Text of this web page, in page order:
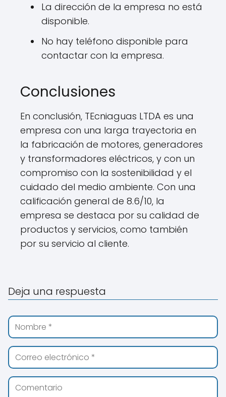
La dirección de la empresa no está
disponible.
No hay teléfono disponible para
contactar con la empresa.
Conclusiones
En conclusión, TEcniaguas LTDA es una
empresa con una larga trayectoria en
la fabricación de motores, generadores
y transformadores eléctricos, y con un
compromiso con la sostenibilidad y el
cuidado del medio ambiente. Con una
calificación general de 8.6/10, la
empresa se destaca por su calidad de
productos y servicios, como también
por su servicio al cliente.
Deja una respuesta